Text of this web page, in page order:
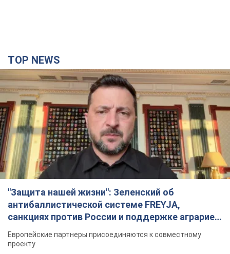
TOP NEWS
"Защита нашей жизни": Зеленский об
антибаллистической системе FREYJA,
санкциях против России и поддержке аграриев.
Видео
Европейские партнеры присоединяются к совместному
проекту